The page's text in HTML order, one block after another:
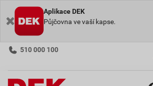
Aplikace DEK
Půjčovna ve vaší kapse.
510 000 100